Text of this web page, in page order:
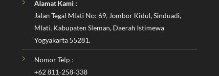
Alamat Kami :
Jalan Tegal Mlati No: 69, Jombor Kidul, Sinduadi,
Mlati, Kabupaten Sleman, Daerah Istimewa
Yogyakarta 55281.
Nomor Telp :
‪+62 811‑258‑338‬